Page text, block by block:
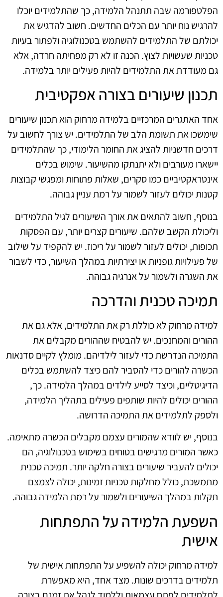
הפלטפורמה שבה תתנהל הלמידה, כך שהתלמידים יוכלו
להרגיש נוח יותר עם הכלים החדשים. חשוב להדגיש את
יכולתם של התלמידים להשתמש בטכנולוגיה ולפתור בעיות
טכניות שעשויות לצוץ. הכנה זו לא רק מפחיתה חרדה, אלא
גם מעודדת את התלמידים להיות פעילים יותר בלמידה.
תכנון שיעורים בצורה אפקטיבית
אחד האתגרים המרכזיים בלמידה מרחוק הוא תכנון שיעורים
שימשכו את תשומת הלב של התלמידים. יש צורך לחשוב על
דרכים חדשניות להציג את החומר הלימודי, כך שהתלמידים
יישארו מעורבים ולא יתנתקו מהשיעור. שימוש בכלים
אינטראקטיביים כמו סקרים, שאלות פתוחות ומפגשי קבוצות
קטנות יכולים לעזור לשמור על רמת עניין גבוהה.
בנוסף, חשוב להתאים את אורך השיעורים לגיל התלמידים
וליכולת הקשב שלהם. שיעורים קצרים יותר, עם הפסקות
תכופות, יכולים לעזור לשמור על ריכוז. יש להקפיד על שילוב
של פעילויות גופניות או יצירתיות במהלך השיעור, כדי לשבור
את השגרה ולשמור על אנרגיה גבוהה.
תמיכה טכנית והדרכה
למידה מרחוק לא כוללת רק את התלמידים, אלא גם את
ההורים והמחנכים. יש להבטיח שההורים מקבלים את
התמיכה הנדרשת כדי לעזור לילדיהם. מומלץ לקיים סדנאות
הכשרה להורים כדי להסביר להם כיצד להשתמש בכלים
הדיגיטליים, וכיצד לסייע לילדים במהלך הלמידה. כך,
ההורים יכולים להיות שותפים פעילים בתהליך הלמידה,
ולספק לתלמידים את התמיכה הדרושה.
בנוסף, יש לוודא שהמורים עצמם מקבלים הכשרה מתאימה.
כאשר המורים מרגישים בטוחים בשימוש בטכנולוגיה, הם
יכולים להעביר שיעורים בצורה חלקה יותר. תמיכה טכנית
מתמשכת, כולל מחלקות טכניות זמינות, יכולה לצמצם
תקלות במהלך השיעורים ולשמור על רמת הלמידה גבוהה.
השפעת הלמידה על התפתחות
אישית
למידה מרחוק יכולה להשפיע על התפתחות אישית של
תלמידים בדרכים שונות. מצד אחד, היא מאפשרת